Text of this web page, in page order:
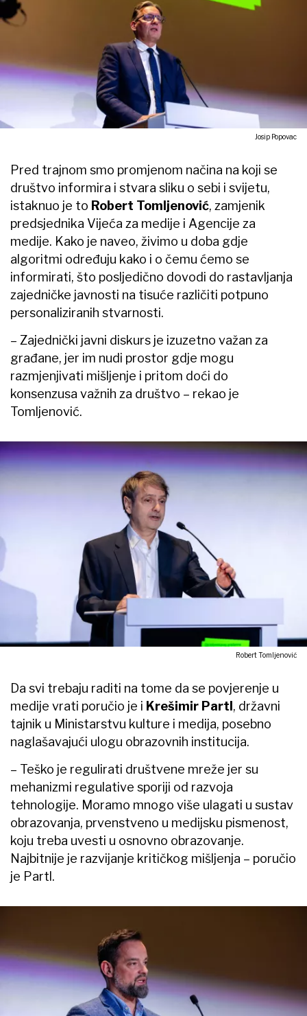
Josip Popovac
Pred trajnom smo promjenom načina na koji se
društvo informira i stvara sliku o sebi i svijetu,
istaknuo je to Robert Tomljenović, zamjenik
predsjednika Vijeća za medije i Agencije za
medije. Kako je naveo, živimo u doba gdje
algoritmi određuju kako i o čemu ćemo se
informirati, što posljedično dovodi do rastavljanja
zajedničke javnosti na tisuće različiti potpuno
personaliziranih stvarnosti.
– Zajednički javni diskurs je izuzetno važan za
građane, jer im nudi prostor gdje mogu
razmjenjivati mišljenje i pritom doći do
konsenzusa važnih za društvo – rekao je
Tomljenović.
Robert Tomljenović
Da svi trebaju raditi na tome da se povjerenje u
medije vrati poručio je i Krešimir Partl, državni
tajnik u Ministarstvu kulture i medija, posebno
naglašavajući ulogu obrazovnih institucija.
– Teško je regulirati društvene mreže jer su
mehanizmi regulative sporiji od razvoja
tehnologije. Moramo mnogo više ulagati u sustav
obrazovanja, prvenstveno u medijsku pismenost,
koju treba uvesti u osnovno obrazovanje.
Najbitnije je razvijanje kritičkog mišljenja – poručio
je Partl.